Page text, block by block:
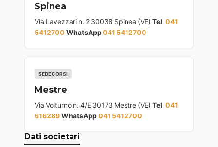
Spinea
Via Lavezzari n. 2 30038 Spinea (VE) Tel. 041
5412700 WhatsApp041 5412700
SEDE CORSI
Mestre
Via Volturno n. 4/E 30173 Mestre (VE) Tel. 041
616289WhatsApp041 5412700
Dati societari